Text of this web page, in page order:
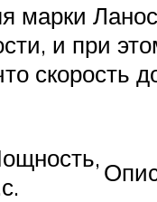
марки
и при
скорость